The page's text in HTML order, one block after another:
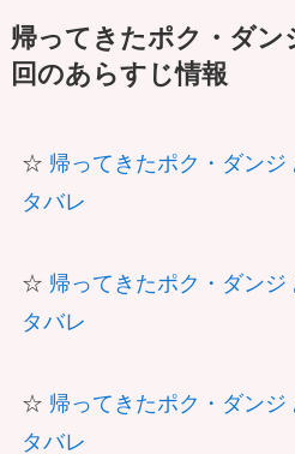
帰ってきたポク・ダン
回のあらすじ情報
☆ 帰ってきたポク・ダンジ
タバレ
☆ 帰ってきたポク・ダンジ
タバレ
☆ 帰ってきたポク・ダンジ
タバレ